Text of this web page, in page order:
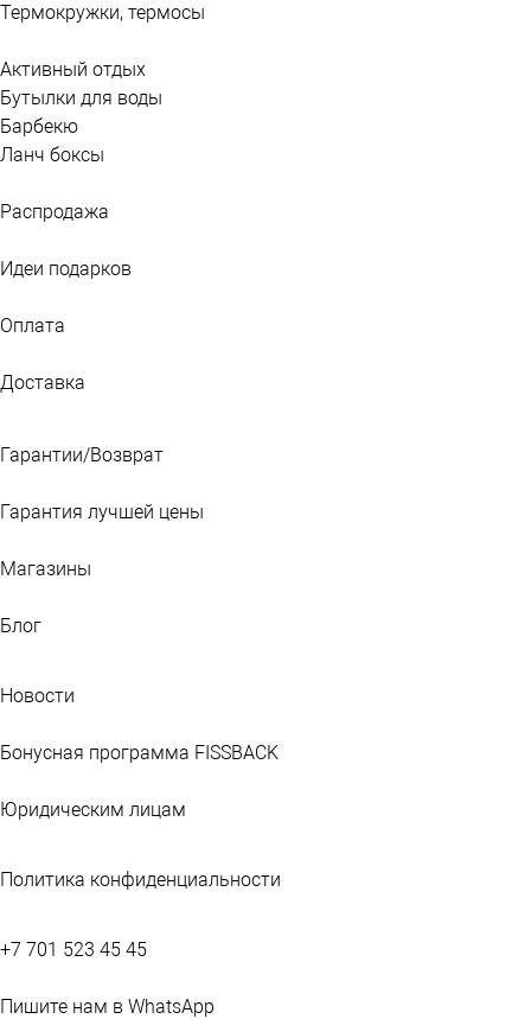
Термокружки, термосы
Активный отдых
Бутылки для воды
Барбекю
Ланч боксы
Распродажа
Идеи подарков
Оплата
Доставка
Гарантии/Возврат
Гарантия лучшей цены
Магазины
Блог
Новости
Бонусная программа FISSBACK
Юридическим лицам
Политика конфиденциальности
+7 701 523 45 45
Пишите нам в WhatsApp